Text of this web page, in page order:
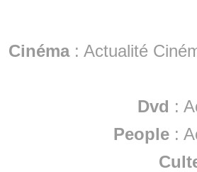
Cinéma: Actualité
Dvd :
People :